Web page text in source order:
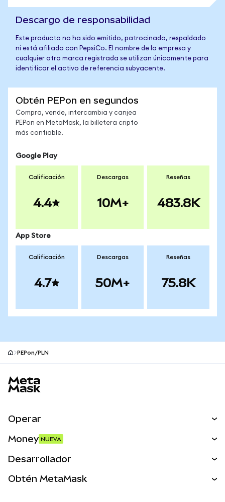
Descargo de responsabilidad
Este producto no ha sido emitido, patrocinado, respaldado
ni está afiliado con PepsiCo. El nombre de la empresa y
cualquier otra marca registrada se utilizan únicamente para
identificar el activo de referencia subyacente.
Obtén PEPon en segundos
Compra, vende, intercambia y canjea
PEPon en MetaMask, la billetera cripto
más confiable.
Google Play
Calificación
4.4
Descargas
10M+
Reseñas
483.8K
App Store
Calificación
4.7
Descargas
50M+
Reseñas
75.8K
PEPon/PLN
Operar
Activos del mundo real
Money NUEVA
Desarrollador
Obtén MetaMask